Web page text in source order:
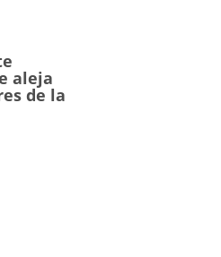
aleja
de la